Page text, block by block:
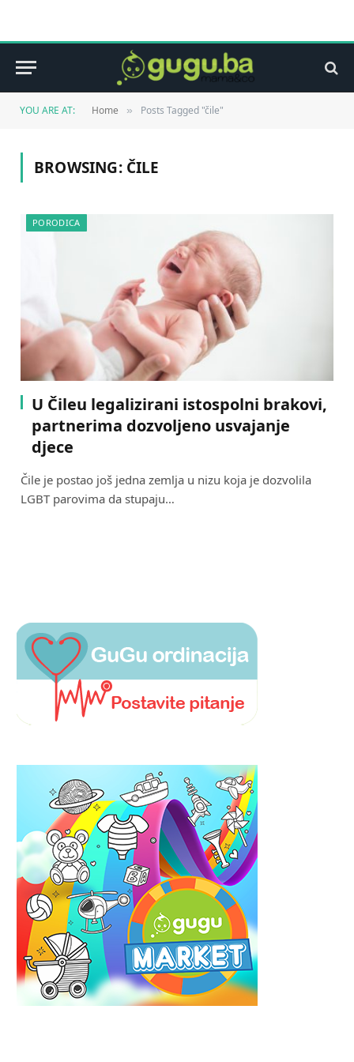
YOU ARE AT: Home » Posts Tagged "čile"
BROWSING: ČILE
PORODICA
U Čileu legalizirani istospolni brakovi,
partnerima dozvoljeno usvajanje
djece
Čile je postao još jedna zemlja u nizu koja je dozvolila
LGBT parovima da stupaju…